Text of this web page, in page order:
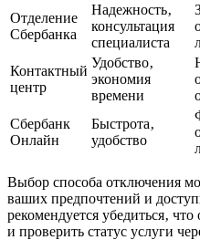
Отделение
Сбербанка
Надежность‚
консультация
специалиста
Контактный
центр
Удобство‚
экономия
времени
Сбербанк
Онлайн
Быстрота‚
удобство
Выбор способа отключения
ваших предпочтений и
рекомендуется убедиться‚
и проверить статус услуги